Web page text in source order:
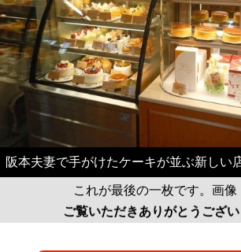
阪本夫妻で手がけたケーキが並ぶ新しい
これが最後の一枚です。画像
ご覧いただきありがとうござい